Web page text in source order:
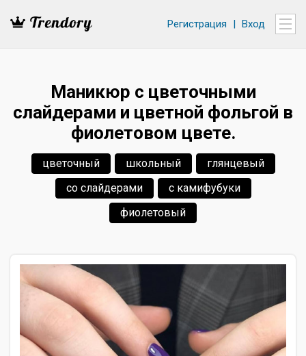
Регистрация | Вход
Маникюр с цветочными
слайдерами и цветной фольгой в
фиолетовом цвете.
цветочный школьный
глянцевый
со слайдерами
с камифубуки
фиолетовый